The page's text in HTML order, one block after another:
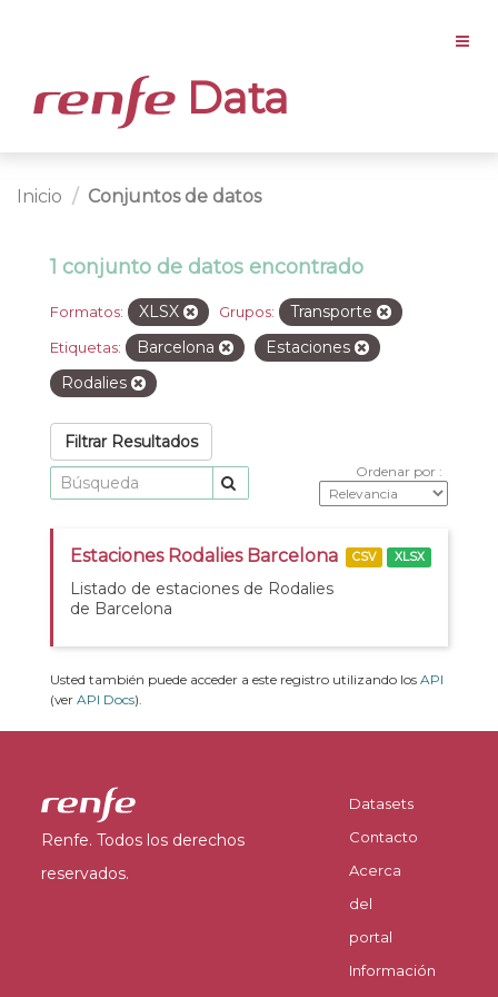
Data
Inicio Conjuntos de datos
1 conjunto de datos encontrado
Formatos: XLSX Grupos: Transporte
Etiquetas: Barcelona
Estaciones
Rodalies
Filtrar Resultados
Ordenar por
Estaciones Rodalies Barcelona
Listado de estaciones de Rodalies
de Barcelona
CSV XLSX
Usted también puede acceder a este registro utilizando los API
(ver API Docs).
Renfe. Todos los derechos
reservados.
Datasets
Contacto
Acerca
del
portal
Información